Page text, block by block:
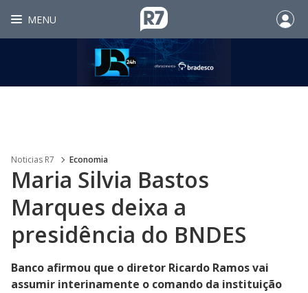
MENU
Noticias R7 Economia
Maria Silvia Bastos
Marques deixa a
presidência do BNDES
Banco afirmou que o diretor Ricardo Ramos vai
assumir interinamente o comando da instituição